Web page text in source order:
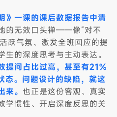
》一课的课后数据报告中清
的无效口头禅——像“对不
跃气氛、激发全班回应的提
的深度思考与主动表达。
提问占比过高，甚至有21%
态。问题设计的缺陷，就这
。 也正是这份客观、真实
学惯性、开启深度反思的关